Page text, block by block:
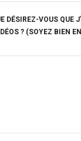
DÉSIREZ-VOUS QUE
? (SOYEZ BIEN